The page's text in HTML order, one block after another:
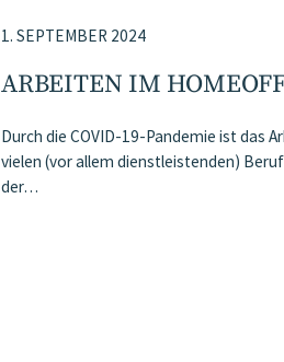
1. SEPTEMBER 2024
ARBEITEN IM
Durch die COVID-19-Pandemie ist das
vielen (vor allem dienstleistenden)
der…